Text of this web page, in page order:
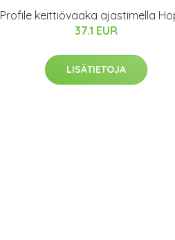
Profile keittiövaaka ajastimella
37.1 EUR
LISÄTIETOJA